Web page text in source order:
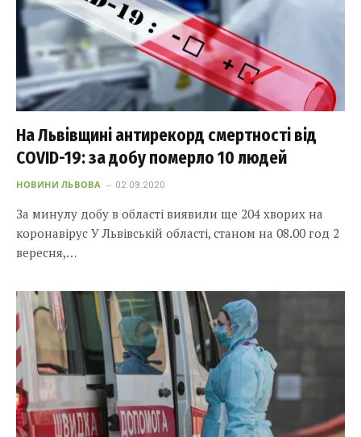
На Львівщині антирекорд смертності від
COVID-19: за добу померло 10 людей
НОВИНИ ЛЬВОВА 02.09.2020
За минулу добу в області виявили ще 204 хворих на
коронавірус У Львівській області, станом на 08.00 год 2
вересня,…